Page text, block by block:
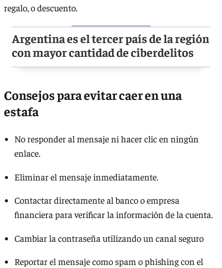
regalo, o descuento.
Argentina es el tercer país de la región
con mayor cantidad de ciberdelitos
Consejos para evitar caer en una
estafa
No responder al mensaje ni hacer clic en ningún
enlace.
Eliminar el mensaje inmediatamente.
Contactar directamente al banco o empresa
financiera para verificar la información de la cuenta.
Cambiar la contraseña utilizando un canal seguro
Reportar el mensaje como spam o phishing con el